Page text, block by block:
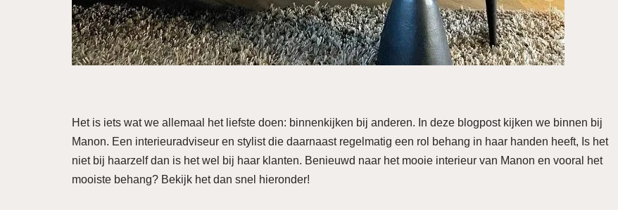
Het is iets wat we allemaal het liefste doen: binnenkijken bij anderen. In deze blogpost kijken we binnen bij
Manon. Een interieuradviseur en stylist die daarnaast regelmatig een rol behang in haar handen heeft, Is het
niet bij haarzelf dan is het wel bij haar klanten. Benieuwd naar het mooie interieur van Manon en vooral het
mooiste behang? Bekijk het dan snel hieronder!